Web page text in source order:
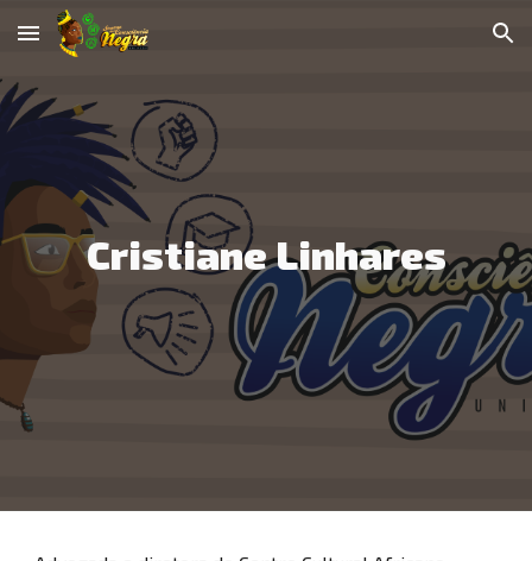
Skip to main content Skip to navigation
Cristiane Linhares